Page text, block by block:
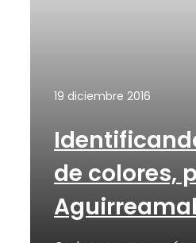
19 diciembre 2016
de colores,